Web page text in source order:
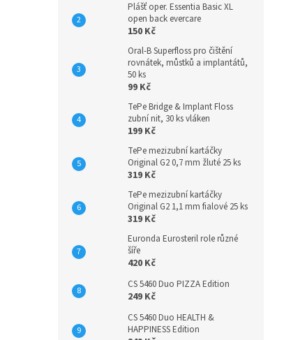
Plášť oper. Essentia Basic XL
open back evercare
150 Kč
Oral-B Superfloss pro čištění
rovnátek, můstků a implantátů,
50 ks
99 Kč
TePe Bridge & Implant Floss
zubní nit, 30 ks vláken
199 Kč
TePe mezizubní kartáčky
Original G2 0,7 mm žluté 25 ks
319 Kč
TePe mezizubní kartáčky
Original G2 1,1 mm fialové 25 ks
319 Kč
Euronda Eurosteril role různé
šíře
420 Kč
CS 5460 Duo PIZZA Edition
249 Kč
CS 5460 Duo HEALTH &
HAPPINESS Edition